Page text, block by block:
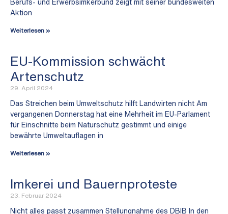
Berufs- und Erwerbsimkerbund zeigt mit seiner bundesweiten
Aktion
Weiterlesen »
EU-Kommission schwächt
Artenschutz
29. April 2024
Das Streichen beim Umweltschutz hilft Landwirten nicht Am
vergangenen Donnerstag hat eine Mehrheit im EU-Parlament
für Einschnitte beim Naturschutz gestimmt und einige
bewährte Umweltauflagen in
Weiterlesen »
Imkerei und Bauernproteste
23. Februar 2024
Nicht alles passt zusammen Stellungnahme des DBIB In den